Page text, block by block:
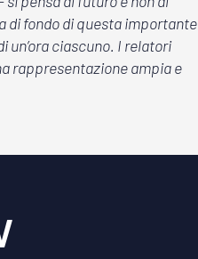
di fondo di questa importante
un’ora ciascuno. I relatori
rappresentazione ampia e